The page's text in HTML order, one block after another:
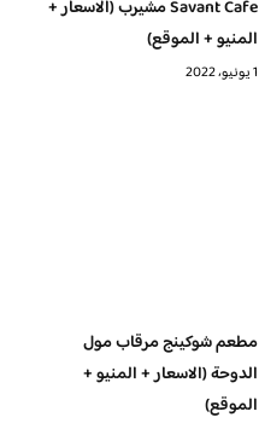
Savant Cafe مشيرب (الاسعار +
المنيو + الموقع)
1 يونيو، 2022
مطعم شوكينج مرقاب مول
الدوحة (الاسعار + المنيو +
الموقع)